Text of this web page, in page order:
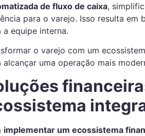
de fluxo de caixa,
para o varejo. Isso resulta
a equipe interna.
o varejo com um
alcançar uma operação mais
implementar um ecossistema